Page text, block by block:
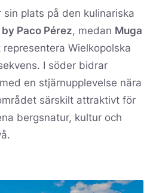
sin plats på den kulinariska
Paco Pérez, medan Muga
Wielkopolska
I söder bidrar
en stjärnupplevelse nära
särskilt attraktivt för
bergsnatur, kultur och